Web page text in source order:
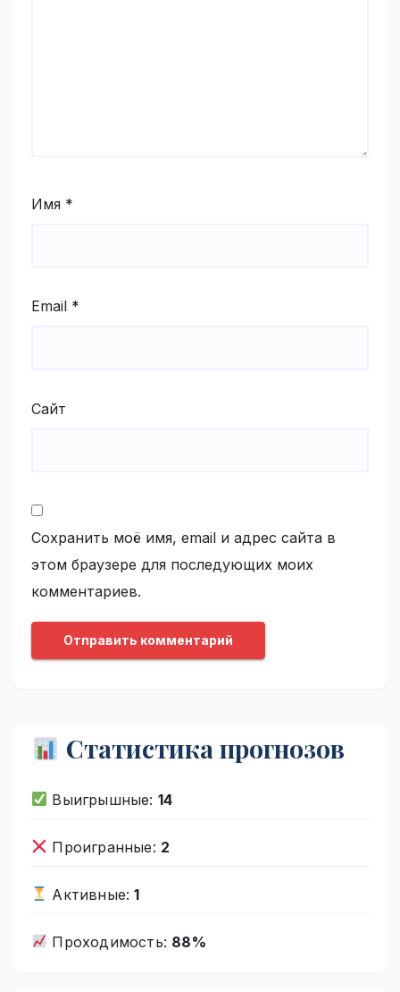
Имя *
Email *
Сайт
Сохранить моё имя, email и адрес сайта в
этом браузере для последующих моих
комментариев.
Статистика прогнозов
Выигрышные: 14
Проигранные: 2
Активные:1
Проходимость: 88%